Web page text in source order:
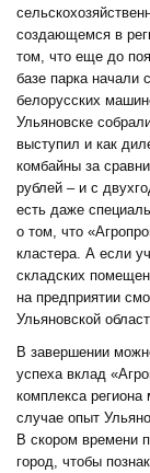
создающемся в
том, что еще до
базе парка начали
белорусских
Ульяновске
выступил и как
комбайны за
рублей – и с
есть даже
о том, что
кластера. А если
складских
на предприятии
Ульяновской
В завершении
успеха вклад
комплекса
случае опыт
В скором времени
город, чтобы